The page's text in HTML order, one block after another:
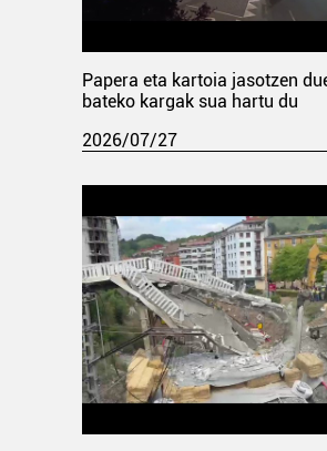
Papera eta kartoia jasotzen
bateko kargak sua hartu du
2026/07/27